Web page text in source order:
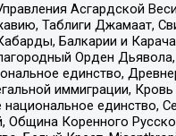
Асгардской
Таблиги Джамаат,
Балкарии и
Орден
единство,
иммиграции, Кровь
единство,
Община Коренного